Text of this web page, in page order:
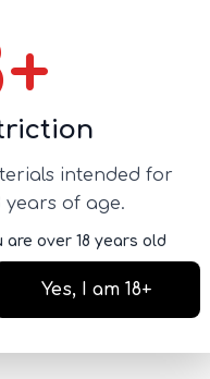
intended for
years of age.
over 18 years old
Yes, I am 18+
большие